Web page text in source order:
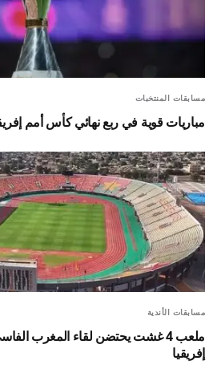
مسابقات المنتخبات
مباريات قوية في ربع نهائي كأس أمم
مسابقات الأندية
ملعب 4 غشت يحتضن لقاء المغرب
إفريقيا